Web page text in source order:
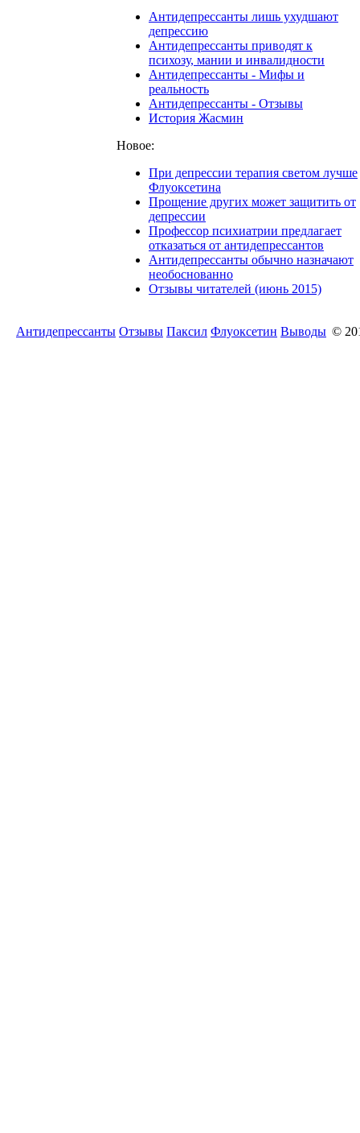
Антидепрессанты лишь ухудшают
депрессию
Антидепрессанты приводят к
психозу, мании и инвалидности
Антидепрессанты - Мифы и
реальность
Антидепрессанты - Отзывы
История Жасмин
Новое:
При депрессии терапия светом лучше
Флуоксетина
Прощение других может защитить от
депрессии
Профессор психиатрии предлагает
отказаться от антидепрессантов
Антидепрессанты обычно назначают
необоснованно
Отзывы читателей (июнь 2015)
Антидепрессанты Отзывы Паксил Флуоксетин Выводы ©